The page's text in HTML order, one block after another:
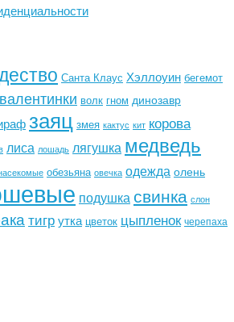
Санта Клаус Хэллоуин бегемот
валентинки волк гном динозавр
заяц змея кактус кит корова
лиса лошадь лягушка медведь
обезьяна овечка одежда олень
подушка свинка слон
тигрутка цветок цыпленок черепаха